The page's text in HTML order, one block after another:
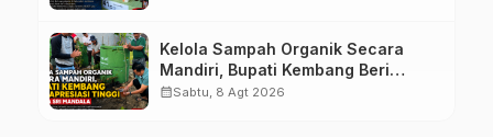
Kelola Sampah Organik Secara
Mandiri, Bupati Kembang Beri
Apresiasi Tinggi Warga Sri
calendar_monthSabtu, 8 Agt 2026